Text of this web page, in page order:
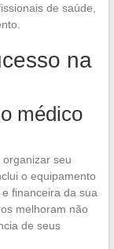
de saúde,
na
médico
seu
o equipamento
financeira da sua
melhoram não
de seus